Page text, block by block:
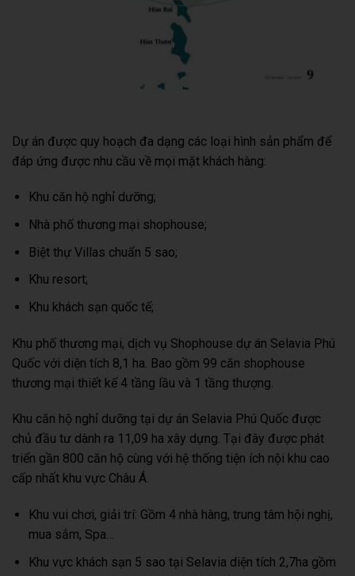
Dự án được quy hoạch đa dạng các loại hình sản phẩm để
đáp ứng được nhu cầu về mọi mặt khách hàng:
Khu căn hộ nghỉ dưỡng;
Nhà phố thương mại shophouse;
Biệt thự Villas chuẩn 5 sao;
Khu resort;
Khu khách sạn quốc tế;
Khu phố thương mại, dịch vụ Shophouse dự án Selavia Phú
Quốc với diện tích 8,1 ha. Bao gồm 99 căn shophouse
thương mại thiết kế 4 tầng lầu và 1 tầng thượng.
Khu căn hộ nghỉ dưỡng tại dự án Selavia Phú Quốc được
chủ đầu tư dành ra 11,09 ha xây dựng. Tại đây được phát
triển gần 800 căn hộ cùng với hệ thống tiện ích nội khu cao
cấp nhất khu vực Châu Á.
Khu vui chơi, giải trí: Gồm 4 nhà hàng, trung tâm hội nghị,
mua sắm, Spa…
Khu vực khách sạn 5 sao tại Selavia diện tích 2,7ha gồm